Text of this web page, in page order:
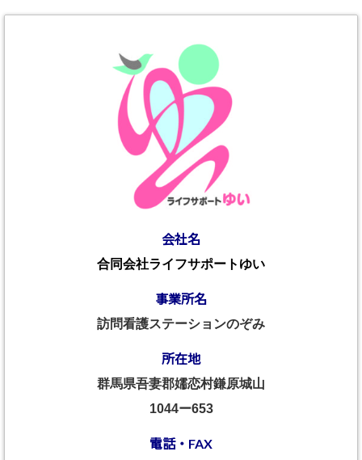
会社名
合同会社ライフサポートゆい
事業所名
訪問看護ステーションのぞみ
所在地
群馬県吾妻郡嬬恋村鎌原城山
1044ー653
電話・FAX